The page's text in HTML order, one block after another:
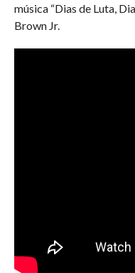
música “Dias de Luta,
Brown Jr.